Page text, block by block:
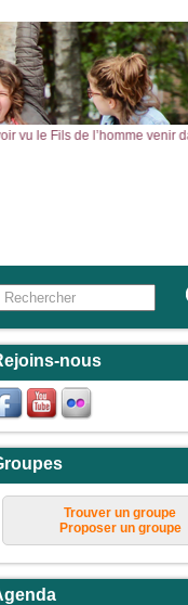
vu le Fils de l’homme
Formulaire de
nous
Trouver un groupe
Proposer un groupe